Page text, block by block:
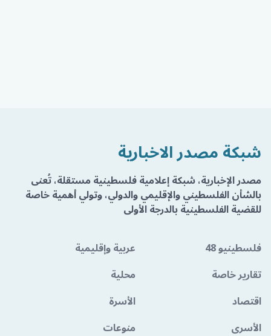
شبكة مصدر الاخبارية
مصدر الإخبارية، شبكة إعلامية فلسطينية مستقلة، تُعنى
بالشأن الفلسطيني والإقليمي والدولي، وتولي أهمية خاصة
للقضية الفلسطينية بالدرجة الأولى
فلسطينيو 48
عربية وإقليمية
تقارير خاصة
محلية
اقتصاد
الأسرة
الأسرى
منوعات